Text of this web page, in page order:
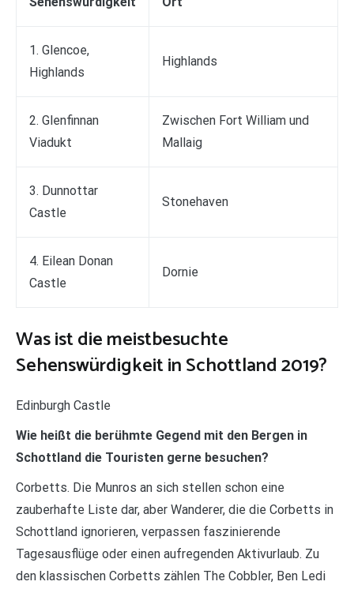
1. Glencoe,
Highlands
Highlands
2. Glenfinnan
Viadukt
Zwischen Fort William und
Mallaig
3. Dunnottar
Castle
Stonehaven
4. Eilean Donan
Castle
Dornie
Was ist die meistbesuchte
Sehenswürdigkeit in Schottland 2019?
Edinburgh Castle
Wie heißt die berühmte Gegend mit den Bergen in
Schottland die Touristen gerne besuchen?
Corbetts. Die Munros an sich stellen schon eine
zauberhafte Liste dar, aber Wanderer, die die Corbetts in
Schottland ignorieren, verpassen faszinierende
Tagesausflüge oder einen aufregenden Aktivurlaub. Zu
den klassischen Corbetts zählen The Cobbler, Ben Ledi